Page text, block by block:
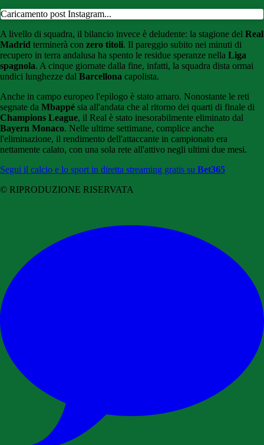
Caricamento post Instagram...
A livello di squadra, il bilancio invece è deludente: la stagione del Real
Madrid terminerà con zero titoli. Il pareggio subito nei minuti di
recupero in terra andalusa ha spento le residue speranze nella Liga
spagnola. A cinque giornate dalla fine, infatti, la squadra dista ormai
undici lunghezze dal Barcellona capolista.
Anche in campo europeo l'epilogo è stato amaro. Nonostante le reti
segnate da Mbappé sia all'andata che al ritorno dei quarti di finale di
Champions League, il Real è stato inesorabilmente eliminato dal
Bayern Monaco. Nelle ultime settimane, complice anche
l'eliminazione, il rendimento dell'attaccante in campionato era
nettamente calato, con una sola rete all'attivo negli ultimi due mesi.
Segui il calcio e lo sport in diretta streaming gratis su Bet365
© RIPRODUZIONE RISERVATA